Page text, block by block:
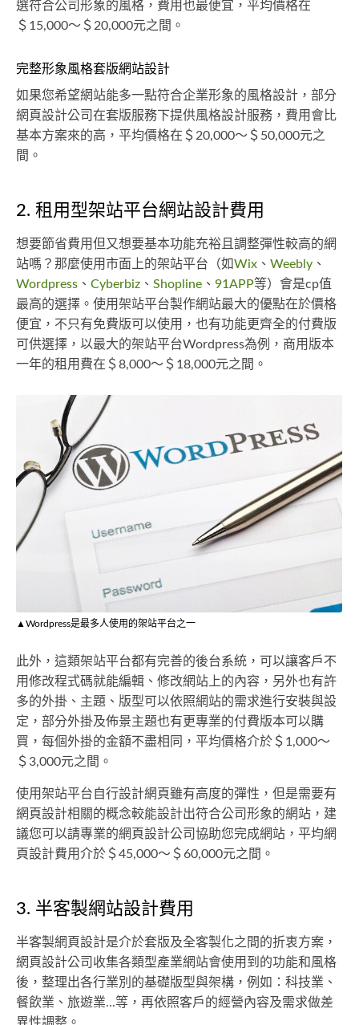
選符合公司形象的風格，費用也最便宜，平均價格在
＄15,000～＄20,000元之間。
完整形象風格套版網站設計
如果您希望網站能多一點符合企業形象的風格設計，部分
網頁設計公司在套版服務下提供風格設計服務，費用會比
基本方案來的高，平均價格在＄20,000～＄50,000元之
間。
2. 租用型架站平台網站設計費用
想要節省費用但又想要基本功能充裕且調整彈性較高的網
站嗎？那麼使用市面上的架站平台（如Wix 、 Weebly 、
Wordpress 、 Cyberbiz 、 Shopline 、 91APP等）會是cp值
最高的選擇。使用架站平台製作網站最大的優點在於價格
便宜，不只有免費版可以使用，也有功能更齊全的付費版
可供選擇，以最大的架站平台Wordpress為例，商用版本
一年的租用費在＄8,000～＄18,000元之間。
▲Wordpress是最多人使用的架站平台之一
此外，這類架站平台都有完善的後台系統，可以讓客戶不
用修改程式碼就能編輯、修改網站上的內容，另外也有許
多的外掛、主題、版型可以依照網站的需求進行安裝與設
定，部分外掛及佈景主題也有更專業的付費版本可以購
買，每個外掛的金額不盡相同，平均價格介於＄1,000～
＄3,000元之間。
使用架站平台自行設計網頁雖有高度的彈性，但是需要有
網頁設計相關的概念較能設計出符合公司形象的網站，建
議您可以請專業的網頁設計公司協助您完成網站，平均網
頁設計費用介於＄45,000～＄60,000元之間。
3. 半客製網站設計費用
半客製網頁設計是介於套版及全客製化之間的折衷方案，
網頁設計公司收集各類型產業網站會使用到的功能和風格
後，整理出各行業別的基礎版型與架構，例如：科技業、
餐飲業、旅遊業...等，再依照客戶的經營內容及需求做差